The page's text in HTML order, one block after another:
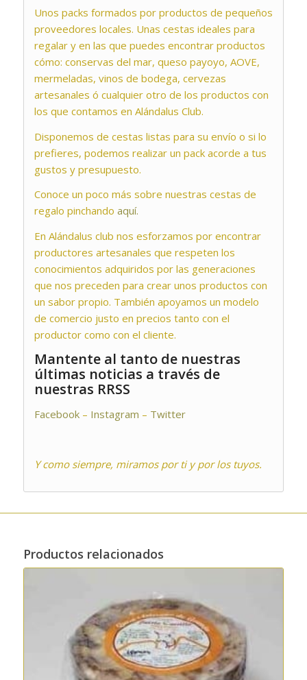
Unos packs formados por productos de pequeños
proveedores locales. Unas cestas ideales para
regalar y en las que puedes encontrar productos
cómo: conservas del mar, queso payoyo, AOVE,
mermeladas, vinos de bodega, cervezas
artesanales ó cualquier otro de los productos con
los que contamos en Alándalus Club.
Disponemos de cestas listas para su envío o si lo
prefieres, podemos realizar un pack acorde a tus
gustos y presupuesto.
Conoce un poco más sobre nuestras cestas de
regalo pinchando aquí.
En Alándalus club nos esforzamos por encontrar
productores artesanales que respeten los
conocimientos adquiridos por las generaciones
que nos preceden para crear unos productos con
un sabor propio. También apoyamos un modelo
de comercio justo en precios tanto con el
productor como con el cliente.
Mantente al tanto de nuestras
últimas noticias a través de
nuestras RRSS
Facebook– Instagram – Twitter
Y como siempre, miramos por ti y por los tuyos.
Productos relacionados